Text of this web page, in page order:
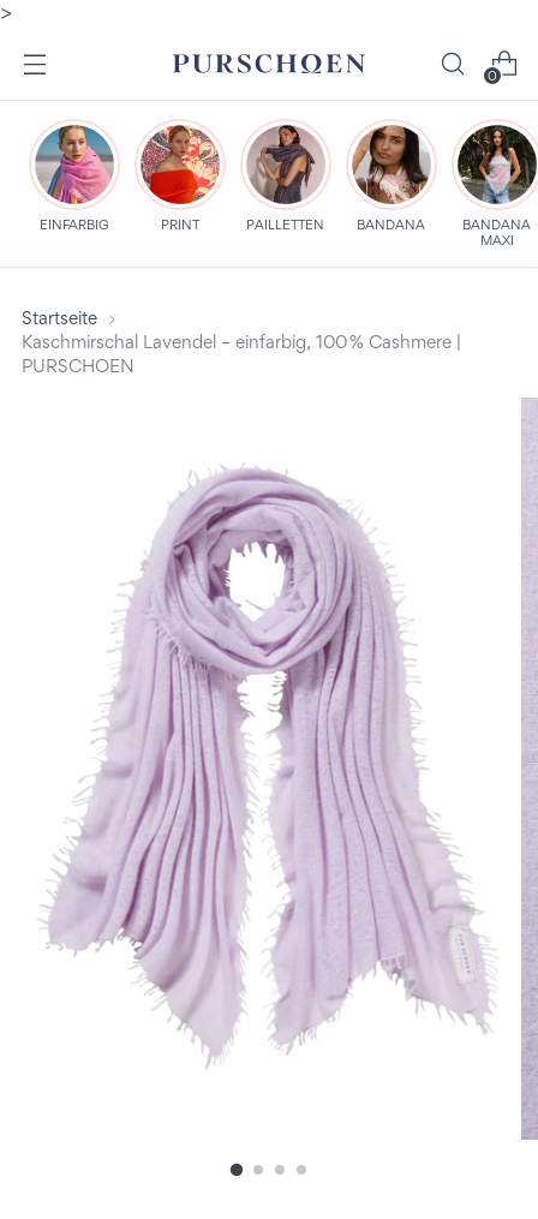
>
0
EINFARBIG PRINT PAILLETTEN BANDANA
BANDANA
MAXI
Startseite
Kaschmirschal Lavendel – einfarbig, 100 % Cashmere |
PURSCHOEN